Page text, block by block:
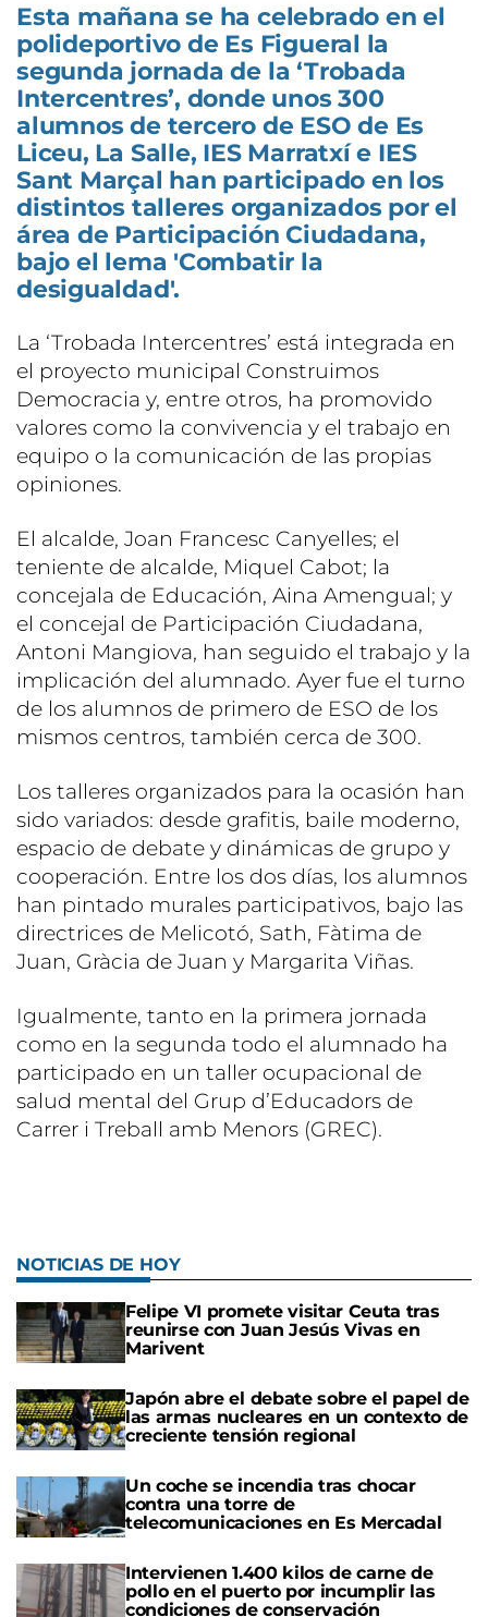
Esta mañana se ha celebrado en el
polideportivo de Es Figueral la
segunda jornada de la ‘Trobada
Intercentres’, donde unos 300
alumnos de tercero de ESO de Es
Liceu, La Salle, IES Marratxí e IES
Sant Marçal han participado en los
distintos talleres organizados por el
área de Participación Ciudadana,
bajo el lema 'Combatir la
desigualdad'.
La ‘Trobada Intercentres’ está integrada en
el proyecto municipal Construimos
Democracia y, entre otros, ha promovido
valores como la convivencia y el trabajo en
equipo o la comunicación de las propias
opiniones.
El alcalde, Joan Francesc Canyelles; el
teniente de alcalde, Miquel Cabot; la
concejala de Educación, Aina Amengual; y
el concejal de Participación Ciudadana,
Antoni Mangiova, han seguido el trabajo y la
implicación del alumnado. Ayer fue el turno
de los alumnos de primero de ESO de los
mismos centros, también cerca de 300.
Los talleres organizados para la ocasión han
sido variados: desde grafitis, baile moderno,
espacio de debate y dinámicas de grupo y
cooperación. Entre los dos días, los alumnos
han pintado murales participativos, bajo las
directrices de Melicotó, Sath, Fàtima de
Juan, Gràcia de Juan y Margarita Viñas.
Igualmente, tanto en la primera jornada
como en la segunda todo el alumnado ha
participado en un taller ocupacional de
salud mental del Grup d’Educadors de
Carrer i Treball amb Menors (GREC).
NOTICIAS DE HOY
Felipe VI promete visitar Ceuta tras
reunirse con Juan Jesús Vivas en
Marivent
Japón abre el debate sobre el papel de
las armas nucleares en un contexto de
creciente tensión regional
Un coche se incendia tras chocar
contra una torre de
telecomunicaciones en Es Mercadal
Intervienen 1.400 kilos de carne de
pollo en el puerto por incumplir las
condiciones de conservación